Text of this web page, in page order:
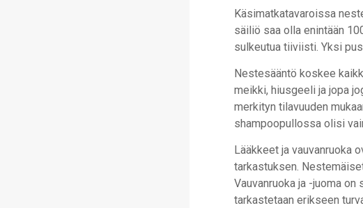
Käsimatkatavaroissa
säiliö saa olla enintään
sulkeutua tiiviisti. Yksi
Nestesääntö koskee
meikki, hiusgeeli ja jopa
merkityn tilavuuden
shampoopullossa olisi
Lääkkeet ja vauvanruoka
tarkastuksen.
Vauvanruoka ja -juoma
tarkastetaan erikseen